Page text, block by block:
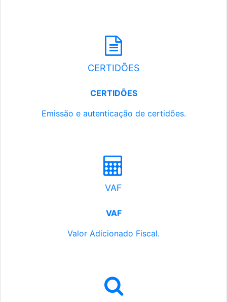
CERTIDÕES
CERTIDÕES
Emissão e autenticação de certidões.
VAF
VAF
Valor Adicionado Fiscal.